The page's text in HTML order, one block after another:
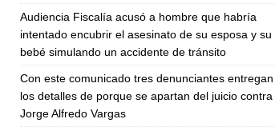
Audiencia Fiscalía acusó a hombre que habría
intentado encubrir el asesinato de su esposa y su
bebé simulando un accidente de tránsito
Con este comunicado tres denunciantes entregan
los detalles de porque se apartan del juicio contra
Jorge Alfredo Vargas